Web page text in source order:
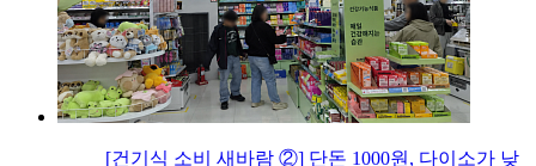
[건기식 소비 새바람 ②] 단돈 1000원, 다이소가 낮